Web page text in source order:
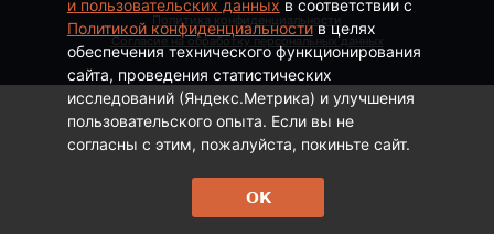
Политика конфиденциальности
Согласие на обработку персональных данных
и пользовательских данных в соответствии с
Политикой конфиденциальностив целях
обеспечения технического функционирования
сайта, проведения статистических
исследований (Яндекс.Метрика) и улучшения
пользовательского опыта. Если вы не
согласны с этим, пожалуйста, покиньте сайт.
ОК